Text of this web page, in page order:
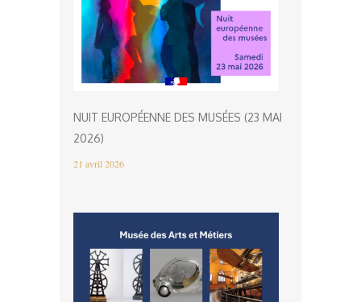
NUIT EUROPÉENNE DES MUSÉES (23 MAI
2026)
21 avril 2026